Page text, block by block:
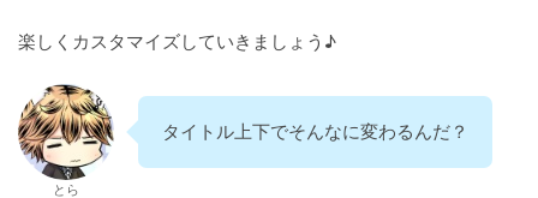
楽しくカスタマイズしていきましょう♪
とら
タイトル上下でそんなに変わるんだ？